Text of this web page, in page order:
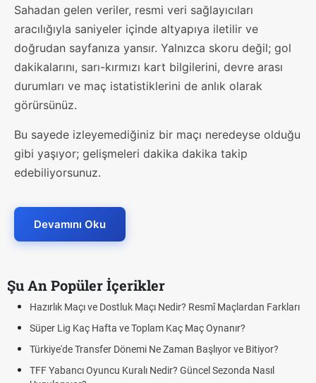
Sahadan gelen veriler, resmi veri sağlayıcıları
aracılığıyla saniyeler içinde altyapıya iletilir ve
doğrudan sayfanıza yansır. Yalnızca skoru değil; gol
dakikalarını, sarı-kırmızı kart bilgilerini, devre arası
durumları ve maç istatistiklerini de anlık olarak
görürsünüz.
Bu sayede izleyemediğiniz bir maçı neredeyse olduğu
gibi yaşıyor; gelişmeleri dakika dakika takip
edebiliyorsunuz.
Devamını Oku
Şu An Popüler İçerikler
Maçı ve Dostluk Maçı Nedir? Resmî Maçlardan Farkları
Lig Kaç Hafta ve Toplam Kaç Maç Oynanır?
Transfer Dönemi Ne Zaman Başlıyor ve Bitiyor?
Yabancı Oyuncu Kuralı Nedir? Güncel Sezonda Nasıl